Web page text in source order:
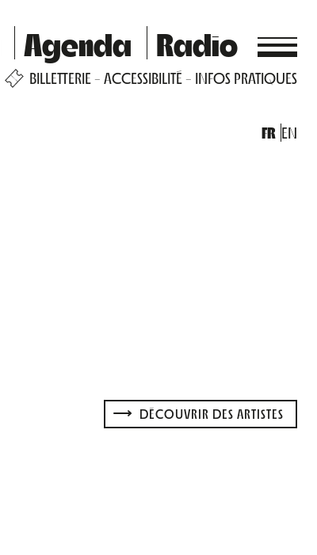
Agenda Radio
BILLETTERIE ACCESSIBILITÉ INFOS PRATIQUES
FR EN
DÉCOUVRIR DES ARTISTES